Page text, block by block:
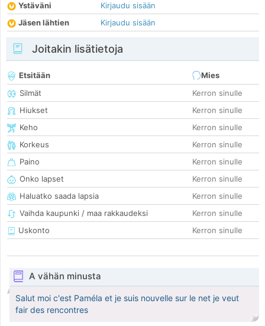
Ystäväni
Kirjaudu sisään
Jäsen lähtien
Kirjaudu sisään
Joitakin lisätietoja
Etsitään
Mies
Silmät
Kerron sinulle
Hiukset
Kerron sinulle
Keho
Kerron sinulle
Korkeus
Kerron sinulle
Paino
Kerron sinulle
Onko lapset
Kerron sinulle
Haluatko saada lapsia
Kerron sinulle
Vaihda kaupunki / maa rakkaudeksi
Kerron sinulle
Uskonto
Kerron sinulle
A vähän minusta
Salut moi c'est Paméla et je suis nouvelle sur le net je veut
fair des rencontres